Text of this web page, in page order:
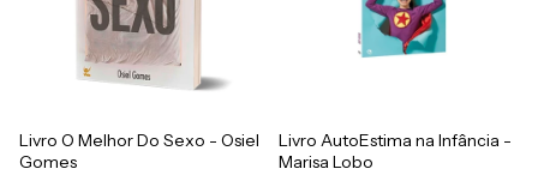
Livro O Melhor Do Sexo - Osiel
Gomes
Livro AutoEstima na Infância -
Marisa Lobo